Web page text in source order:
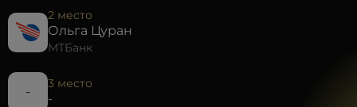
2 место
Ольга Цуран
МТБанк
-
3 место
-